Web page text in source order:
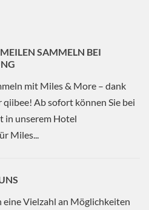
SAMMELN BEI
mit Miles & More – dank
qiibee! Ab sofort können Sie bei
in unserem Hotel
Miles...
Vielzahl an Möglichkeiten